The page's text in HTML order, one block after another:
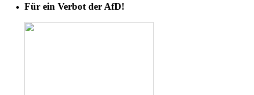
Für ein Verbot der AfD!